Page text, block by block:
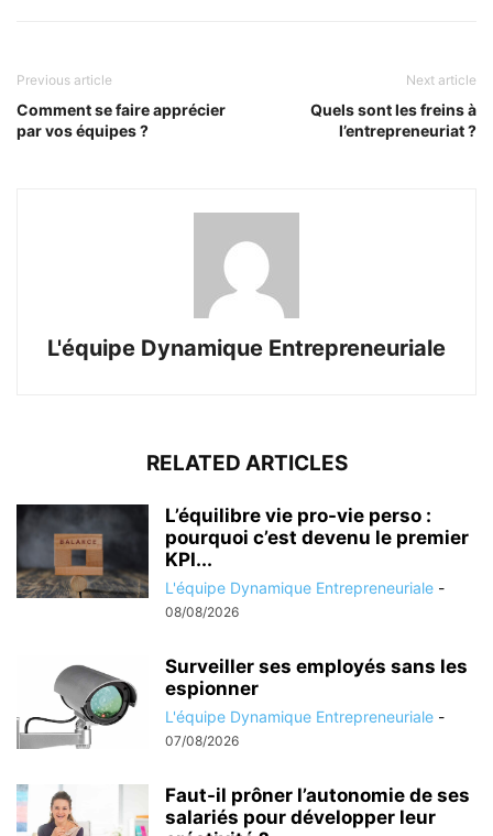
Previous article
Comment se faire apprécier
par vos équipes ?
Next article
Quels sont les freins à
l’entrepreneuriat ?
L'équipe Dynamique Entrepreneuriale
RELATED ARTICLES
L’équilibre vie pro-vie perso :
pourquoi c’est devenu le premier
KPI...
L'équipe Dynamique Entrepreneuriale -
08/08/2026
Surveiller ses employés sans les
espionner
L'équipe Dynamique Entrepreneuriale -
07/08/2026
Faut-il prôner l’autonomie de ses
salariés pour développer leur